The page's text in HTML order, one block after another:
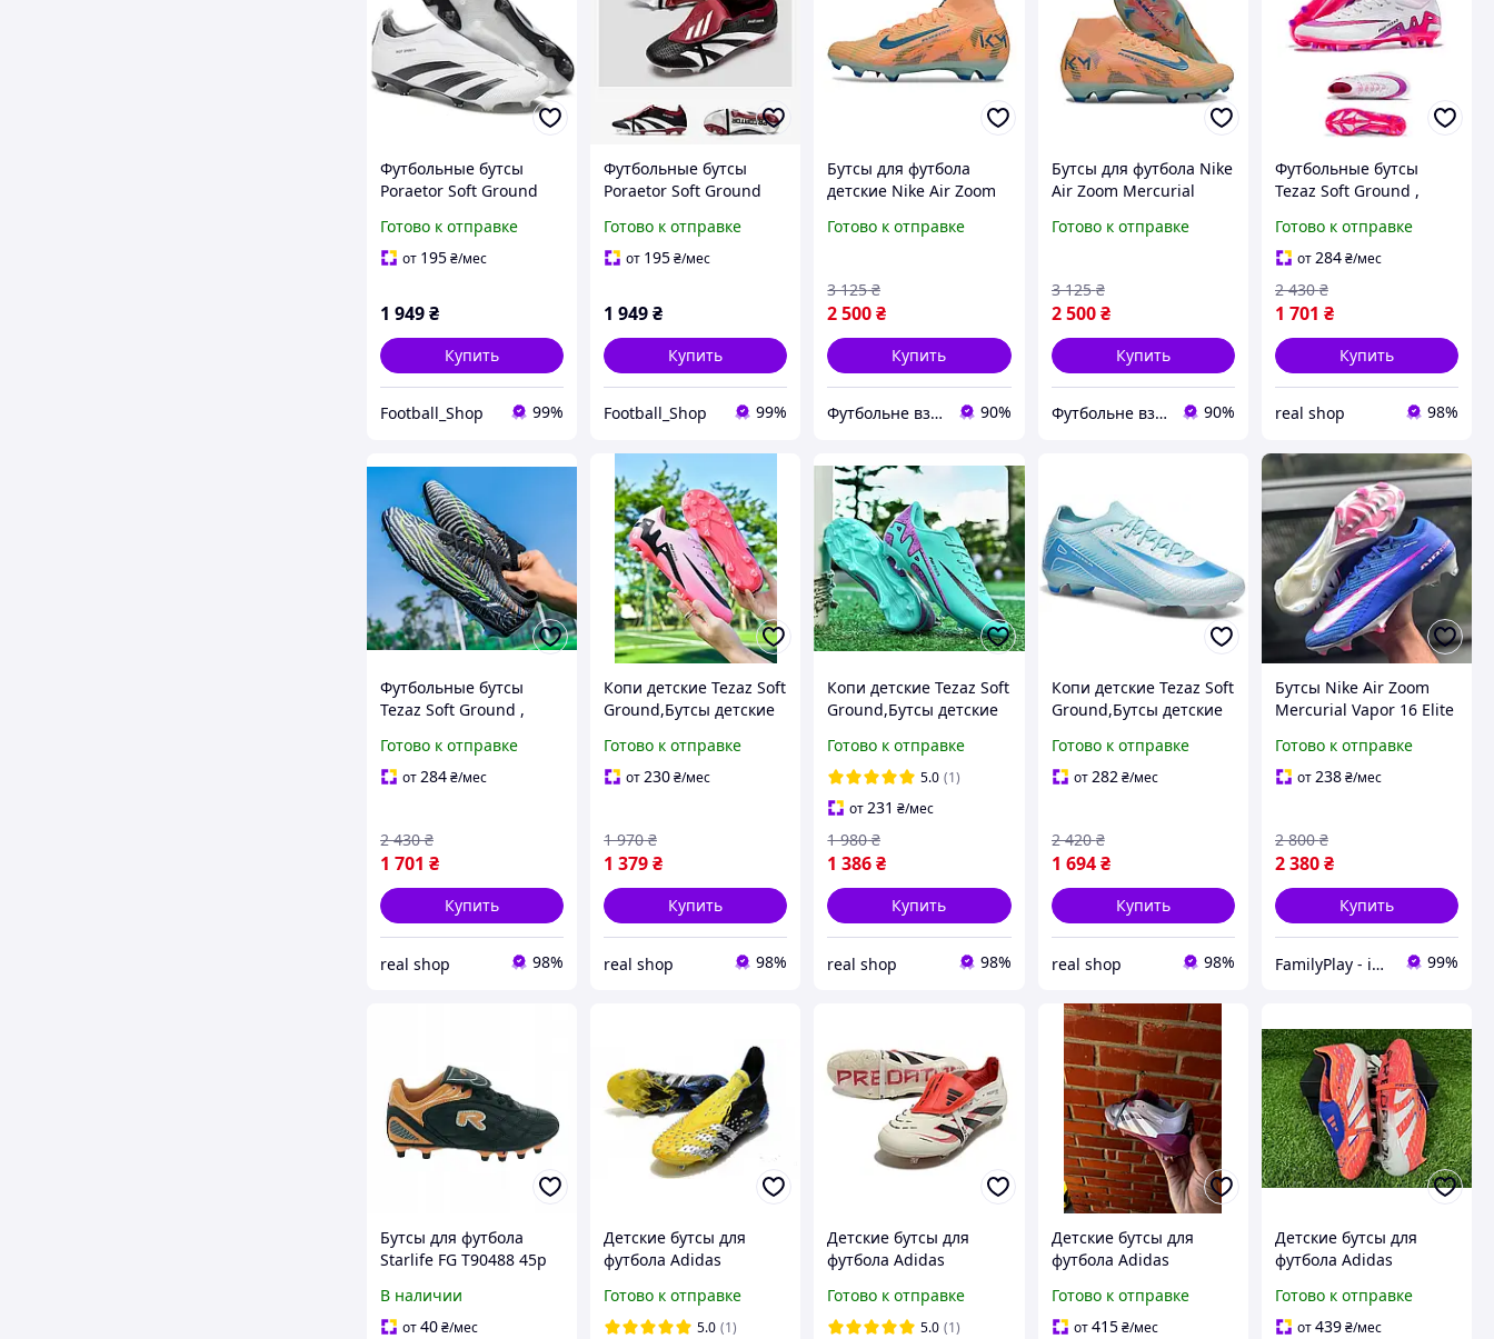
Футбольные бутсы
Poraetor Soft Ground
для футбола Opt 2049
36(23см)
Готово к отправке
от 195₴/мес
1 949₴
Купить
Football_Shop 99%
Футбольные бутсы
Poraetor Soft Ground
для футбола Opt 2070
36(23см)
Готово к отправке
от 195₴/мес
1 949₴
Купить
Football_Shop 99%
Бутсы для футбола
детские Nike Air Zoom
Elite FG, копочки
Готово к отправке
2 500₴
3 125 ₴
Купить
Футбольне взуття і аксесуари 90%
Бутсы для футбола Nike
Air Zoom Mercurial
Копочки Найк
Готово к отправке
2 500 ₴
3 125 ₴
Купить
Футбольне взуття і аксесуари 90%
Футбольные бутсы
Tezaz Soft Ground ,
Готово к отправке
от284₴/мес
1 701 ₴
2 430 ₴
Купить
real shop 98%
Футбольные бутсы
Tezaz Soft Ground ,
Готово к отправке
от284₴/мес
1 701 ₴
2 430 ₴
Купить
real shop 98%
Копи детские Tezaz Soft
Ground,Бутсы детские
Готово к отправке
от230₴/мес
1 379₴
1 970 ₴
Купить
real shop 98%
Копи детские Tezaz Soft
Ground,Бутсы детские
Готово к отправке
5.0 (1)
от231 ₴/мес
1 386₴
1 980 ₴
Купить
real shop 98%
Копи детские Tezaz Soft
Ground,Бутсы детские
Готово к отправке
от282 ₴/мес
1 694 ₴
2 420 ₴
Купить
real shop 98%
Бутсы Nike Air Zoom
Mercurial Vapor 16 Elite
футбольные бутсы
Найк Меркуриал для
Готово к отправке
от238₴/мес
2 380₴
2 800 ₴
Купить
FamilyPlay - ідеальне поєднання спортивних та дитячих товарів 99%
Бутсы для футбола
Starlife FG T90488 45р
В наличии
от40₴/мес
Детские бутсы для
футбола Аdidas
футбольные копы
детские Адидас
Готово к отправке
5.0 (1)
Детские бутсы для
футбола Adidas
футбольные копы
детские адидас
Готово к отправке
5.0 (1)
Детские бутсы для
футбола Adidas
футбольные копы
детские адидас
Готово к отправке
от415 ₴/мес
Детские бутсы для
футбола Adidas
футбольные копы
детские адидас
Готово к отправке
от439₴/мес